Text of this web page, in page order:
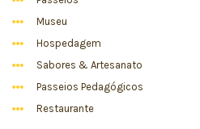
Museu
Hospedagem
Sabores & Artesanato
Passeios Pedagógicos
Restaurante